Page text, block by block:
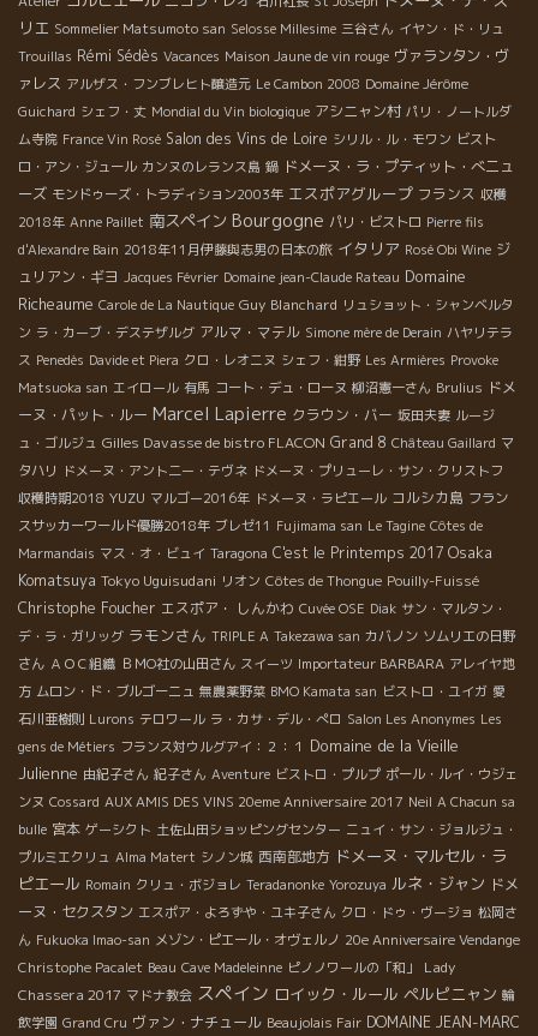
リエ Sommelier Matsumoto san Selosse Millesime 三谷さん イヤン・ド・リュ
Trouillas Rémi Sédès Vacances Maison Jaune de vin rouge ヴァランタン・ヴ
ァレス アルザス・フンブレヒト醸造元 Le Cambon 2008 Domaine Jérôme
Guichard シェフ・丈 Mondial du Vin biologique アシニャン村 パリ・ノートルダ
ム寺院 France Vin Rosé Salon des Vins de Loire シリル・ル・モワン ビスト
ロ・アン・ジュール カンヌのレランス島 鍋 ドメーヌ・ラ・プティット・べニュ
ーズ モンドゥーズ・トラディション2003年 エスポアグループ フランス 収穫
2018年 Anne Paillet 南スペイン Bourgogne パリ・ビストロ Pierre fils
d'Alexandre Bain 2018年11月伊藤與志男の日本の旅 イタリア Rosé Obi Wine ジ
ュリアン・ギヨ Jacques Février Domaine jean-Claude Rateau Domaine
Richeaume Carole de La Nautique Guy Blanchard リュショット・シャンベルタ
ン ラ・カーブ・デステザルグ アルマ・マテル Simone mère de Derain ハヤリテラ
ス Penedès Davide et Piera クロ・レオニヌ シェフ・紺野 Les Armières Provoke
Matsuoka san エイロール 有馬 コート・デュ・ローヌ 柳沼憲一さん Brulius ドメ
ーヌ・パット・ルー Marcel Lapierre クラウン・バー 坂田夫妻 ルージ
ュ・ゴルジュ Gilles Davasse de bistro FLACON Grand 8 Château Gaillard マ
タハリ ドメーヌ・アント二ー・テヴネ ドメーヌ・プリューレ・サン・クリストフ
収穫時期2018 YUZU マルゴー2016年 ドメーヌ・ラピエール コルシカ島 フラン
スサッカーワールド優勝2018年 ブレゼ11 Fujimama san Le Tagine Côtes de
Marmandais マス・オ・ビュイ Taragona C'est le Printemps 2017 Osaka
Komatsuya Tokyo Uguisudani リオン Côtes de Thongue Pouilly-Fuissé
Christophe Foucher エスポア・ しんかわ Cuvée OSE Diak サン・マルタン・
デ・ラ・ガリッグ ラモンさん TRIPLE A Takezawa san カバノン ソムリエの日野
さん ＡＯＣ組織 ＢＭО社の山田さん スイーツ Importateur BARBARA アレイヤ地
方 ムロン・ド・ブルゴーニュ 無農薬野菜 BMO Kamata san ビストロ・ユイガ 愛
石川亜樹則 Lurons テロワール ラ・カサ・デル・ぺロ Salon Les Anonymes Les
gens de Métiers フランス対ウルグアイ：２：１ Domaine de la Vieille
Julienne 由紀子さん 紀子さん Aventure ビストロ・プルプ ポール・ルイ・ウジェ
ンヌ Cossard AUX AMIS DES VINS 20eme Anniversaire 2017 Neil A Chacun sa
bulle 宮本 ゲーシクト 土佐山田ショッピングセンター ニュイ・サン・ジョルジュ・
プルミエクリュ Alma Matert シノン城 西南部地方 ドメーヌ・マルセル・ラ
ピエール Romain クリュ・ボジョレ Teradanonke Yorozuya ルネ・ジャン ドメ
ーヌ・セクスタン エスポア・よろずや・ユキ子さん クロ・ドゥ・ヴージョ 松岡さ
ん Fukuoka Imao-san メゾン・ピエール・オヴェルノ 20e Anniversaire Vendange
Christophe Pacalet Beau Cave Madeleinne ピノノワールの「和」
Lady
Chassera 2017 マドナ教会 スペイン ロイック・ルール ペルピニャン 輪
飲学園 Grand Cru ヴァン・ナチュール Beaujolais Fair DOMAINE JEAN-MARC